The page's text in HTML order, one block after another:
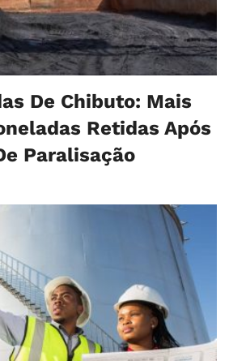
De Chibuto: Mais
Retidas Após
Paralisação